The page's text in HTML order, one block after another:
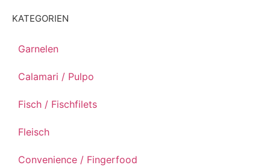
KATEGORIEN
Garnelen
Calamari / Pulpo
Fisch / Fischfilets
Fleisch
Convenience / Fingerfood